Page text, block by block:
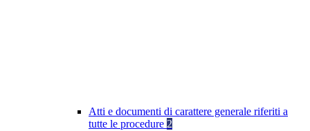
Atti e documenti di carattere generale riferiti a
tutte le procedure 2